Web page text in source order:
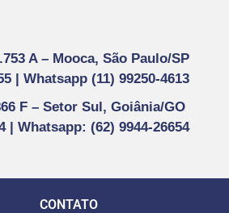
A – Mooca, São Paulo/SP
| Whatsapp (11) 99250-4613
F – Setor Sul, Goiânia/GO
| Whatsapp: (62) 9944-26654
CONTATO